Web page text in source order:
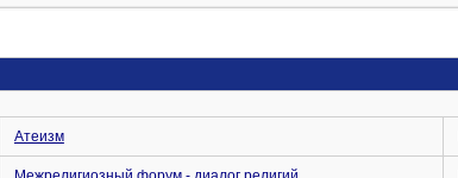
Атеизм